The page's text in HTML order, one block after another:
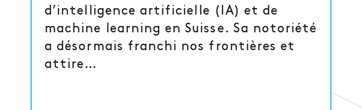
d’intelligence artificielle (IA) et de
machine learning en Suisse. Sa notoriété
a désormais franchi nos frontières et
attire…